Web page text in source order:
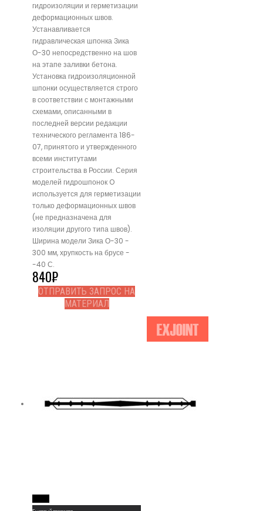
гидроизоляции и герметизации
деформационных швов.
Устанавливается
гидравлическая шпонка Зика
О-30 непосредственно на шов
на этапе заливки бетона.
Установка гидроизоляционной
шпонки осуществляется строго
в соответствии с монтажными
схемами, описанными в
последней версии редакции
технического регламента 186-
07, принятого и утвержденного
всеми институтами
строительства в России. Серия
моделей гидрошпонок O
используется для герметизации
только деформационных швов
(не предназначена для
изоляции другого типа швов).
Ширина модели Зика О-30 -
300 мм, хрупкость на брусе -
-40 С.
840₽
ОТПРАВИТЬ ЗАПРОС НА
МАТЕРИАЛ